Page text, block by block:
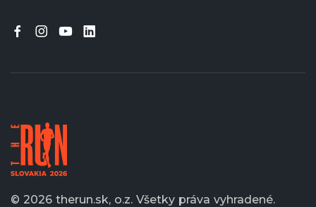
© 2026 therun.sk, o.z. Všetky práva vyhradené.